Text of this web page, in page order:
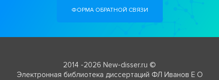
ФОРМА ОБРАТНОЙ СВЯЗИ
2014 -2026 New-disser.ru ©
Электронная библиотека диссертаций ФЛ Иванов Е О